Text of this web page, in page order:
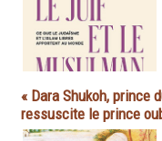
« Dara Shukoh, prince
ressuscite le prince